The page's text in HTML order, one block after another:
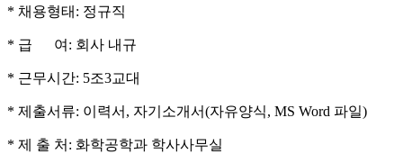
* 채용형태: 정규직
* 급 여: 회사 내규
* 근무시간: 5조3교대
* 제출서류: 이력서, 자기소개서(자유양식, MS Word 파일)
* 제 출 처: 화학공학과 학사사무실